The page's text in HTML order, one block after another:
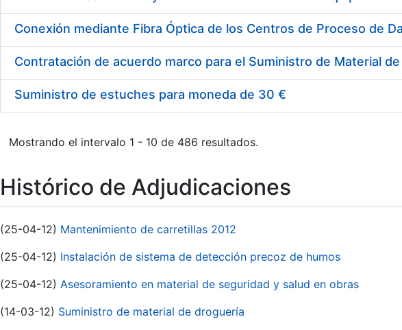
Suministro de estuches para moneda de 30 €
Mostrando el intervalo 1 - 10 de 486 resultados.
Histórico de Adjudicaciones
(25-04-12) Mantenimiento de carretillas 2012
(25-04-12) Instalación de sistema de detección precoz de humos
(25-04-12) Asesoramiento en material de seguridad y salud en obras
(14-03-12) Suministro de material de droguería